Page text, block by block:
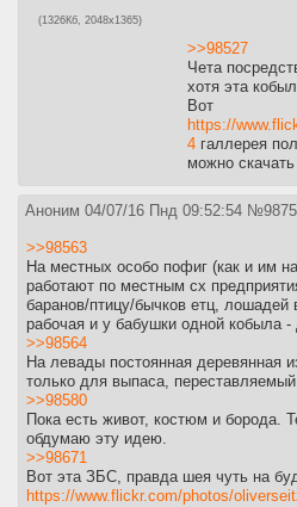
(1326Кб, 2048x1365)
>>98527
Чета
хотя эта
Вот
https://
4 галлерея
можно
Аноним 04/07/16 Пнд 09:52:54 №
>>98563
На местных особо пофиг (как и им
работают по местным сх
баранов/птицу/бычков етц, лошадей
рабочая и у бабушки одной кобыла
>>98564
На левады постоянная деревянная
только для выпаса, переставляемый
>>98580
Пока есть живот, костюм и борода.
обдумаю эту идею.
>>98671
Вот эта ЗБС, правда шея чуть на
https://www.flickr.com/photos/